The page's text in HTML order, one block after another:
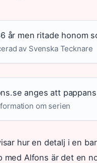
år men ritade honom
av Svenska Tecknare
anges att
om serien
hur en detalj i en
med Alfons är det en